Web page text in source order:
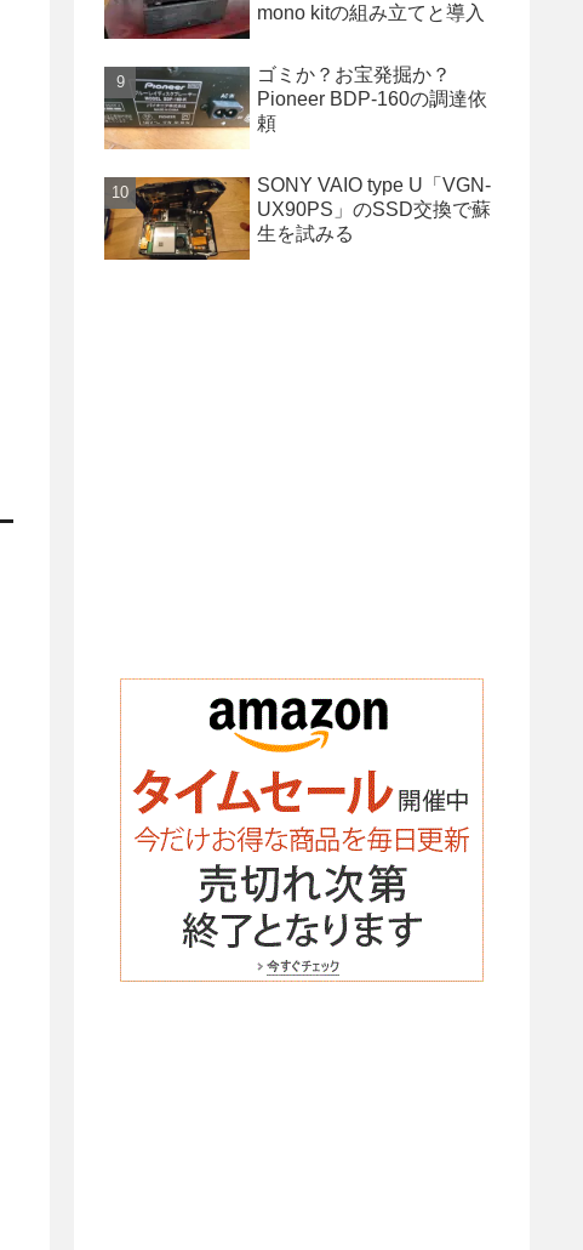
mono kitの組み立てと導入
ゴミか？お宝発掘か？
Pioneer BDP-160の調達依
頼
SONY VAIO type U「VGN-
UX90PS」のSSD交換で蘇
生を試みる